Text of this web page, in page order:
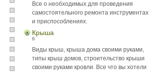
Все о необходимых для проведения
самостоятельного ремонта инструментах
и приспособлениях.
Крыша
6
Виды крыш, крыша дома своими руками,
типы крыш домов, строительство крыши
своими руками кровли. Все что вы хотели